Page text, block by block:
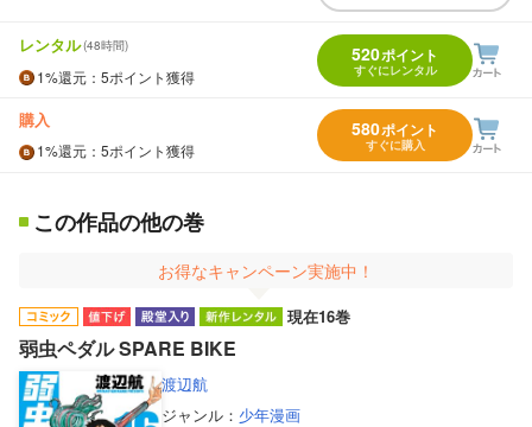
レンタル(48時間)
1%還元 ：5ポイント獲得
520ポイント
すぐにレンタル
購入
1%還元 ：5ポイント獲得
580ポイント
すぐに購入
この作品の他の巻
お得なキャンペーン実施中！
現在16巻
弱虫ペダル SPARE BIKE
渡辺航
ジャンル： 少年漫画